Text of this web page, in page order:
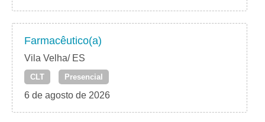
Farmacêutico(a)
Vila Velha/ ES
CLT Presencial
6 de agosto de 2026